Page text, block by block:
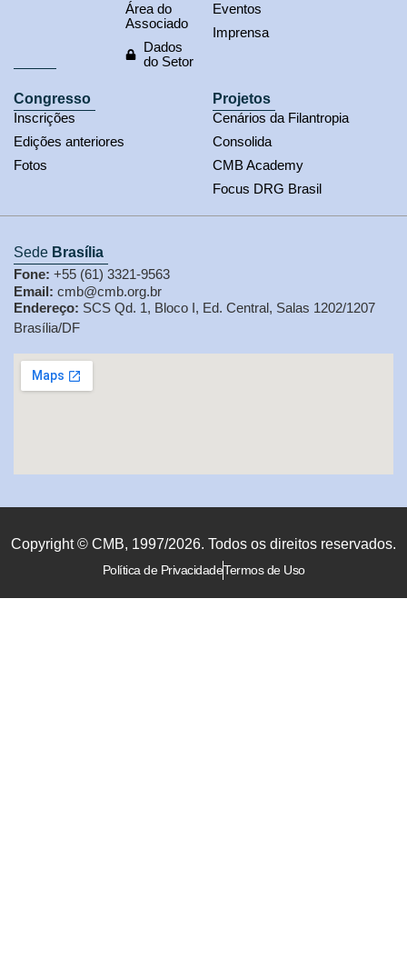
Área do
Associado
Dados
do Setor
Eventos
Imprensa
Congresso
Inscrições
Edições anteriores
Fotos
Projetos
Cenários da Filantropia
Consolida
CMB Academy
Focus DRG Brasil
Sede Brasília
Fone: +55 (61) 3321-9563
Email: cmb@cmb.org.br
Endereço: SCS Qd. 1, Bloco I, Ed. Central, Salas 1202/1207
Brasília/DF
Copyright © CMB, 1997/2026. Todos os direitos reservados.
Política de PrivacidadeTermos de Uso